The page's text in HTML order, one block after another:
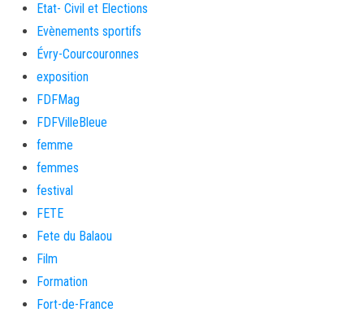
Etat- Civil et Elections
Evènements sportifs
Évry-Courcouronnes
exposition
FDFMag
FDFVilleBleue
femme
femmes
festival
FETE
Fete du Balaou
Film
Formation
Fort-de-France